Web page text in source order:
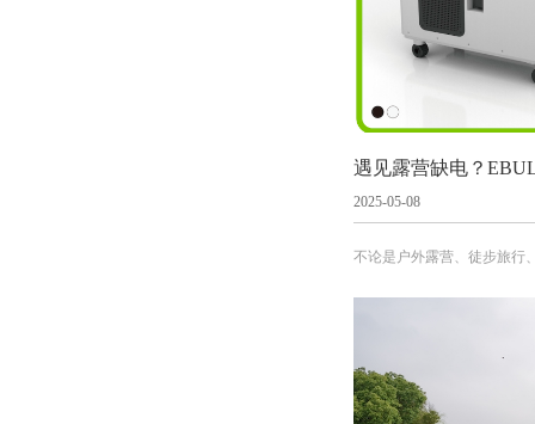
2025-05-08
不论是户外露营、徒步旅行
区、野外环境还是城市中的